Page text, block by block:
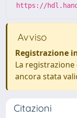
https://
Avviso
Registrazione
La
ancora stata
Citazioni